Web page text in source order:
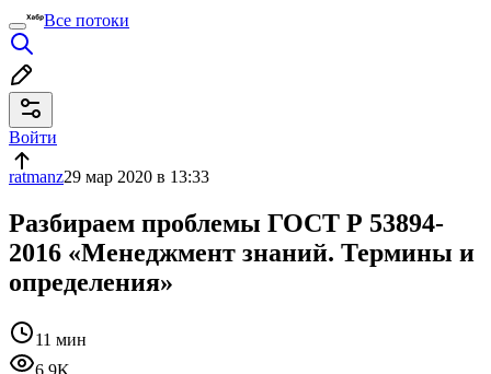
Все потоки
Войти
ratmanz29 мар 2020 в 13:33
Разбираем проблемы ГОСТ Р 53894-
2016 «Менеджмент знаний. Термины и
определения»
11 мин
6.9K